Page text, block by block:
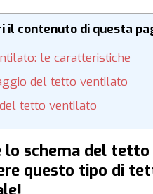
il contenuto di questa
le caratteristiche
del tetto ventilato
tetto ventilato
lo schema del
questo tipo di